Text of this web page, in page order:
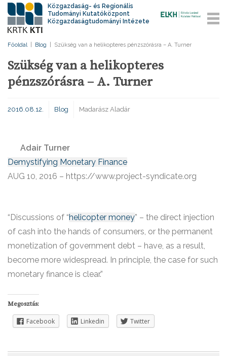
Közgazdaság- és Regionális
Tudományi Kutatóközpont
Közgazdaságtudományi Intézete
Főoldal Blog Szükség van a helikopteres pénzszórásra – A. Turner
Szükség van a helikopteres
pénzszórásra – A. Turner
2016.08.12. Blog Madarász Aladár
Adair Turner
Demystifying Monetary Finance
AUG 10, 2016 – https://www.project-syndicate.org
“Discussions of “helicopter money” – the direct injection
of cash into the hands of consumers, or the permanent
monetization of government debt – have, as a result,
become more widespread. In principle, the case for such
monetary finance is clear.”
Megosztás:
Facebook Linkedin Twitter